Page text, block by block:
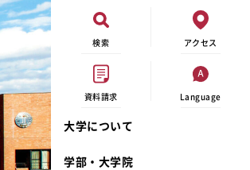
検索 アクセス
資料請求 Language
大学について
学部・大学院